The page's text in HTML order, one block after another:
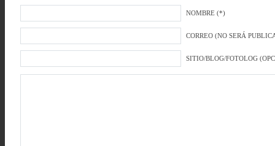
NOMBRE (*)
CORREO (NO SERÁ
SITIO/BLOG/FOTOLOG